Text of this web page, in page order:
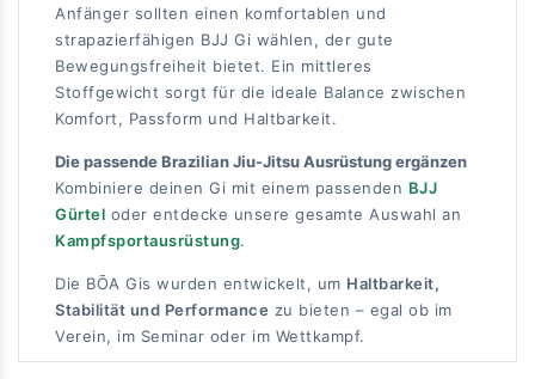
Anfänger sollten einen komfortablen und
strapazierfähigen BJJ Gi wählen, der gute
Bewegungsfreiheit bietet. Ein mittleres
Stoffgewicht sorgt für die ideale Balance zwischen
Komfort, Passform und Haltbarkeit.
Die passende Brazilian Jiu-Jitsu Ausrüstung ergänzen
Kombiniere deinen Gi mit einem passenden BJJ
Gürtel oder entdecke unsere gesamte Auswahl an
Kampfsportausrüstung.
Die BŌA Gis wurden entwickelt, um Haltbarkeit,
Stabilität und Performance zu bieten – egal ob im
Verein, im Seminar oder im Wettkampf.